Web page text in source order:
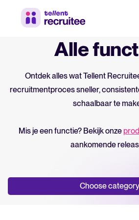
Producten
Werf sneller, werk slimmer samen en
recruitmentproces.
Werven & aantrekken
Klanten
Resources
Leer wie we zijn, wat we doen en waarom.
DE
Alle
Ontdek alles wat Tellent
recruitmentproces sneller,
schaalbaar te
Mis je een functie? Bekijk onze
aankomende
Choose category